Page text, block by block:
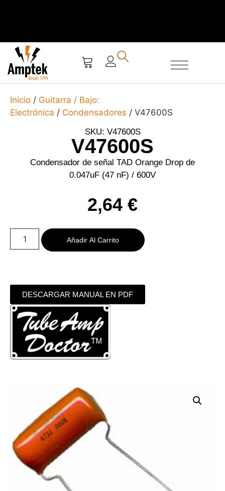
Inicio / Guitarra / Bajo:
Electrónica / Condensadores / V47600S
SKU: V47600S
V47600S
Condensador de señal TAD Orange Drop de
0.047uF (47 nF) / 600V
2,64 €
Añadir Al Carrito
DESCARGAR MANUAL EN PDF